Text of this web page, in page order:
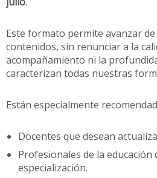
Este formato permite avanzar
contenidos, sin renunciar a la
acompañamiento ni la
caracterizan todas nuestras
Están especialmente
Docentes que desean
Profesionales de la educación
especialización.